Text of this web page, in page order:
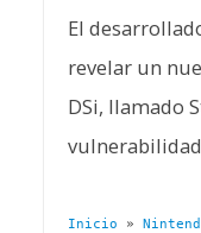
El
revelar un
DSi, llamado
Inicio »